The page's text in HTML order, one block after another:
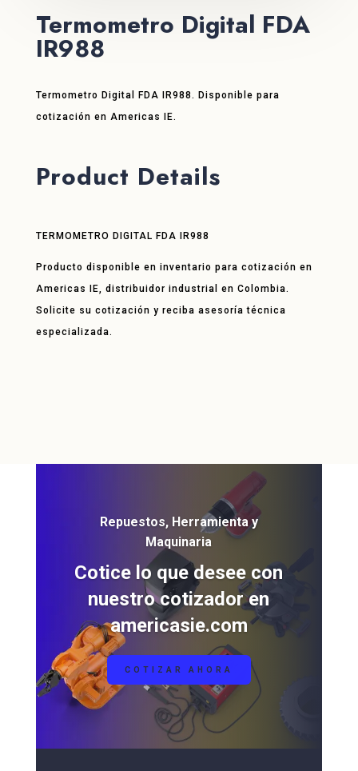
Termometro Digital FDA
IR988
Termometro Digital FDA IR988. Disponible para
cotización en Americas IE.
Product Details
TERMOMETRO DIGITAL FDA IR988
Producto disponible en inventario para cotización en
Americas IE, distribuidor industrial en Colombia.
Solicite su cotización y reciba asesoría técnica
especializada.
Repuestos, Herramienta y
Maquinaria
Cotice lo que desee con
nuestro cotizador en
americasie.com
COTIZAR AHORA